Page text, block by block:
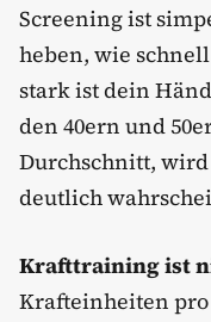
Screening ist
heben, wie
stark ist dein
den 40ern und
Durchschnitt,
deutlich
Krafttraining ist
Krafteinheiten pro